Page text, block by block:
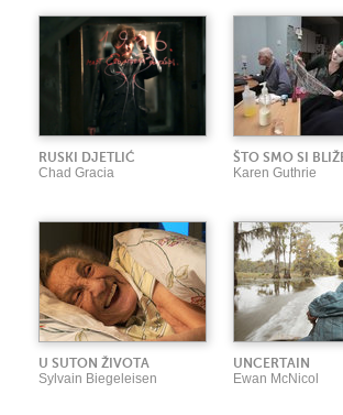
RUSKI DJETLIĆ
Chad Gracia
ŠTO SMO SI
Karen Guthrie
U SUTON ŽIVOTA
Sylvain Biegeleisen
UNCERTAIN
Ewan McNicol